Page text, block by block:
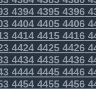
439443954396
440444054406
441444154416
442444254426
443444354436
444444454446
445444554456